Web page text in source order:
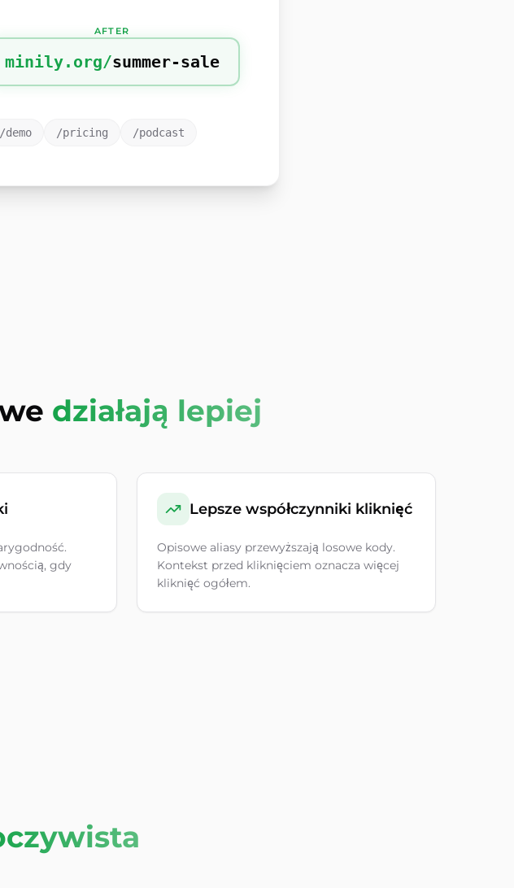
AFTER
minily.org/summer-sale
/demo /pricing /podcast
działają lepiej
gdy
Lepsze współczynniki kliknięć
Opisowe aliasy przewyższają losowe kody.
Kontekst przed kliknięciem oznacza więcej
kliknięć ogółem.